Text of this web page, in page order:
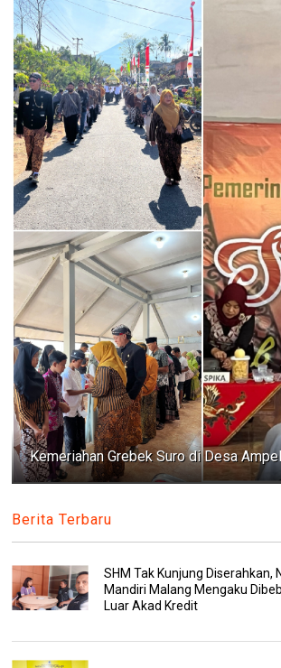
Kemeriahan Grebek Suro di Desa
Berita Terbaru
SHM Tak Kunjung Diserahkan,
Mandiri Malang Mengaku
Luar Akad Kredit